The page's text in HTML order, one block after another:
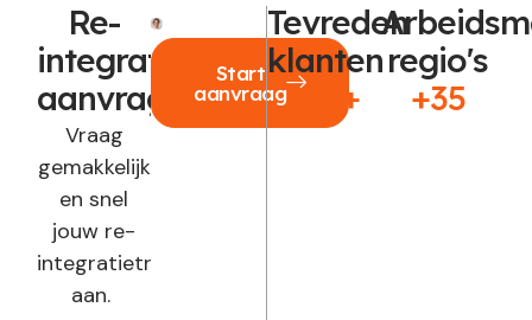
Re-
integratie
aanvragen?
Vraag
gemakkelijk
en snel
jouw re-
integratietraject
aan.
Start
aanvraag
Tevreden
klanten
250+
regio's
+35